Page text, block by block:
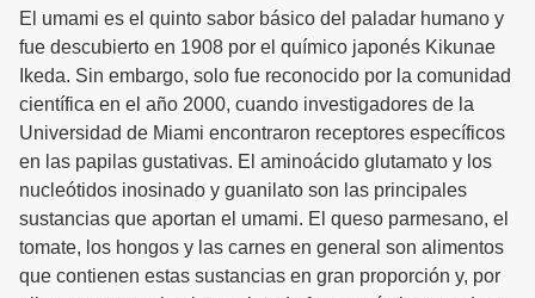
El umami es el quinto sabor básico del paladar humano y
fue descubierto en 1908 por el químico japonés Kikunae
Ikeda. Sin embargo, solo fue reconocido por la comunidad
científica en el año 2000, cuando investigadores de la
Universidad de Miami encontraron receptores específicos
en las papilas gustativas. El aminoácido glutamato y los
nucleótidos inosinado y guanilato son las principales
sustancias que aportan el umami. El queso parmesano, el
tomate, los hongos y las carnes en general son alimentos
que contienen estas sustancias en gran proporción y, por